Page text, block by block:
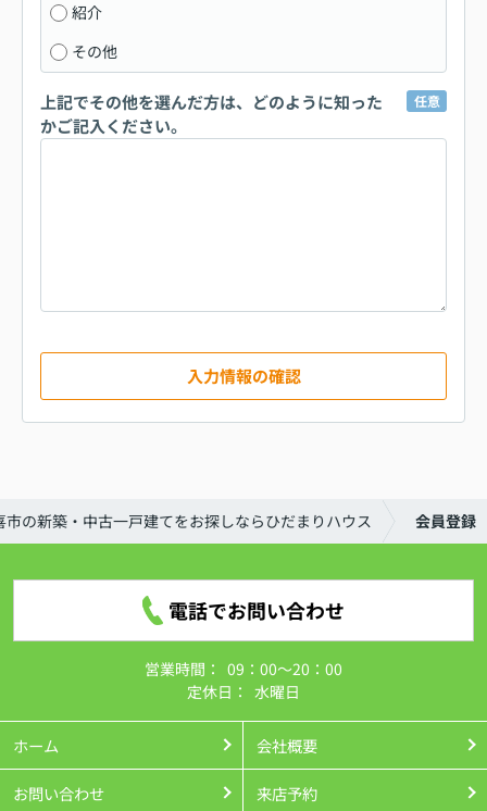
紹介
その他
上記でその他を選んだ方は、どのように知った
かご記入ください。
任意
入力情報の確認
市の新築・中古一戸建てをお探しならひだまりハウス 会員登録
電話でお問い合わせ
営業時間： 09：00～20：00
定休日： 水曜日
ホーム 会社概要
お問い合わせ 来店予約